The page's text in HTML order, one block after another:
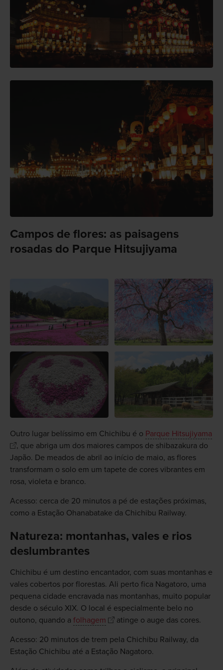
Campos de flores: as paisagens
rosadas do Parque Hitsujiyama
Outro lugar belíssimo em Chichibu é o Parque Hitsujiyama
, que abriga um dos maiores campos de shibazakura do
Japão. De meados de abril ao início de maio, as flores
transformam o solo em um tapete de cores vibrantes em
rosa, violeta e branco.
Acesso: cerca de 20 minutos a pé de estações próximas,
como a Estação Ohanabatake da Chichibu Railway.
Natureza: montanhas, vales e rios
deslumbrantes
Chichibu é um destino encantador, com suas montanhas e
vales cobertos por florestas. Ali perto fica Nagatoro, uma
pequena cidade encravada nas montanhas, muito popular
desde o século XIX. O local é especialmente belo no
outono, quando a folhagem
atinge o auge das cores.
Acesso: 20 minutos de trem pela Chichibu Railway, da
Estação Chichibu até a Estação Nagatoro.